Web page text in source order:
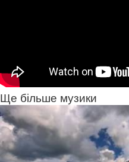
Ще більше музики